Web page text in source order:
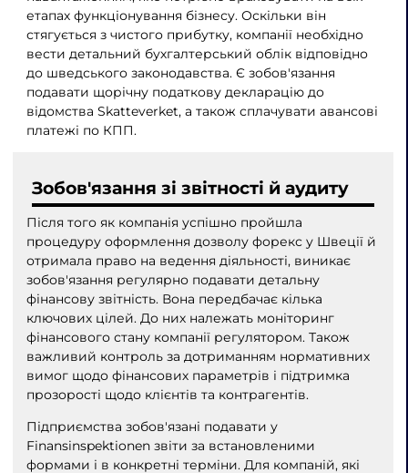
етапах функціонування бізнесу. Оскільки він
стягується з чистого прибутку, компанії необхідно
вести детальний бухгалтерський облік відповідно
до шведського законодавства. Є зобов'язання
подавати щорічну податкову декларацію до
відомства Skatteverket, а також сплачувати авансові
платежі по КПП.
Зобов'язання зі звітності й аудиту
Після того як компанія успішно пройшла
процедуру оформлення дозволу форекс у Швеції й
отримала право на ведення діяльності, виникає
зобов'язання регулярно подавати детальну
фінансову звітність. Вона передбачає кілька
ключових цілей. До них належать моніторинг
фінансового стану компанії регулятором. Також
важливий контроль за дотриманням нормативних
вимог щодо фінансових параметрів і підтримка
прозорості щодо клієнтів та контрагентів.
Підприємства зобов'язані подавати у
Finansinspektionen звіти за встановленими
формами і в конкретні терміни. Для компаній, які